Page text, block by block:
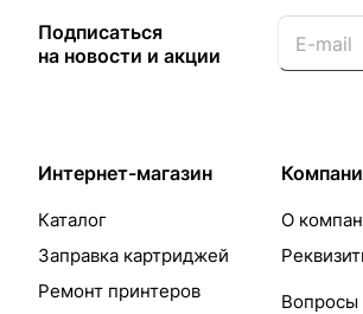
Подписаться
на новости и акции
Интернет-магазин
Каталог
Заправка картриджей
Ремонт принтеров
О
Вопросы